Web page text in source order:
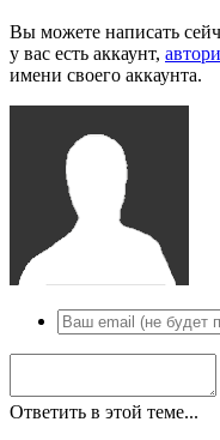
Вы можете написать
у вас есть аккаунт,
имени своего аккаунта.
Ответить в этой теме...